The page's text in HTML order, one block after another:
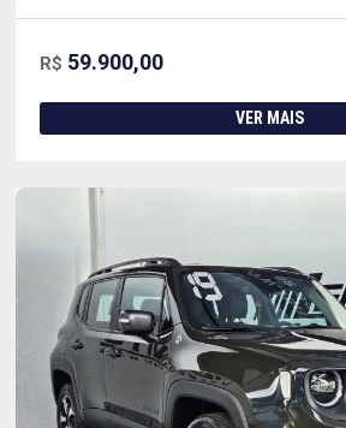
R$ 59.900,00
VER MAIS